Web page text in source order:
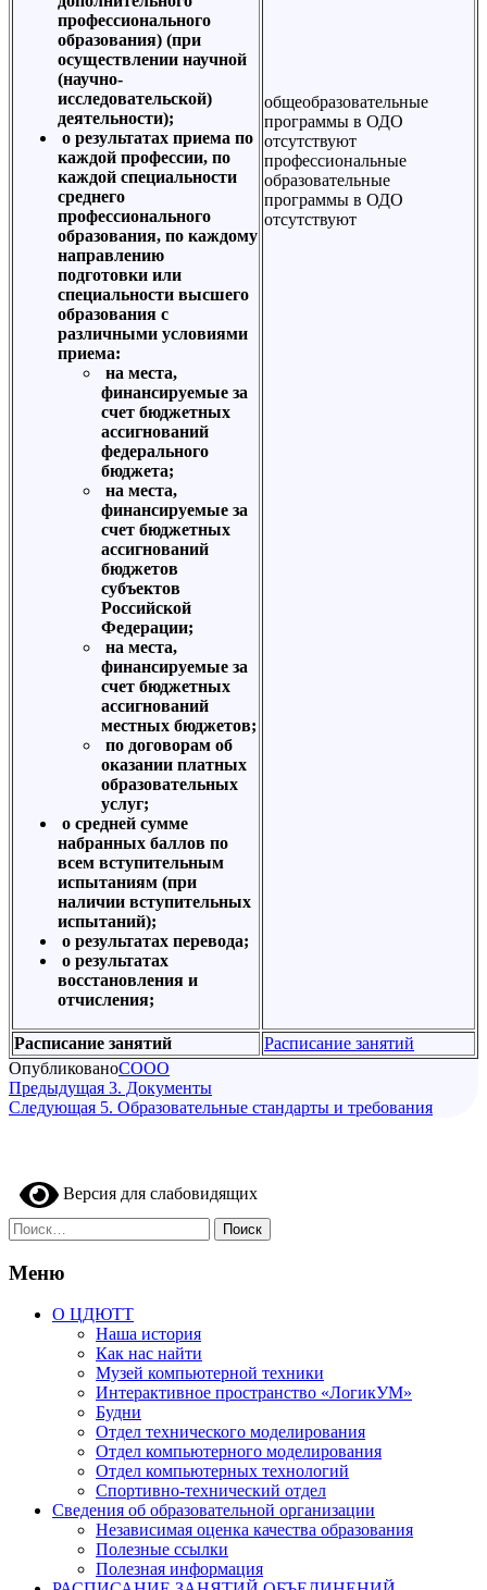
профессионального
образования) (при
осуществлении научной
(научно-
исследовательской)
деятельности);
о результатах приема по
каждой профессии, по
каждой специальности
среднего
профессионального
образования, по каждому
направлению
подготовки или
специальности высшего
образования с
различными условиями
приема:
на места,
финансируемые за
счет бюджетных
ассигнований
федерального
бюджета;
на места,
финансируемые за
счет бюджетных
ассигнований
бюджетов
субъектов
Российской
Федерации;
на места,
финансируемые за
счет бюджетных
ассигнований
местных бюджетов;
по договорам об
оказании платных
образовательных
услуг;
о средней сумме
набранных баллов по
всем вступительным
испытаниям (при
наличии вступительных
испытаний);
о результатах перевода;
о результатах
восстановления и
отчисления;
общеобразовательные
программы в ОДО
отсутствуют
профессиональные
образовательные
программы в ОДО
отсутствуют
Расписание занятий
Расписание занятий
ОпубликованоСООО
Навигация
по
Предыдущая
запись
Предыдущая 3. Документы
Следующая
Следующая 5. Образовательные стандарты и требования
Версия для слабовидящих
Найти:
Меню
О ЦДЮТТ
Наша история
Как нас найти
Музей компьютерной техники
Интерактивное пространство «ЛогикУМ»
Будни
Отдел технического моделирования
Отдел компьютерного моделирования
Отдел компьютерных технологий
Спортивно-технический отдел
Сведения об образовательной организации
Независимая оценка качества образования
Полезные ссылки
Полезная информация